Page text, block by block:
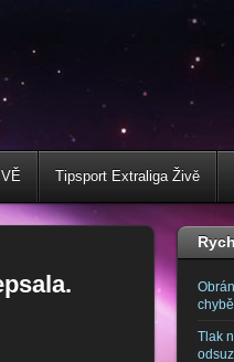
Tipsport Extraliga Živě
Tlak